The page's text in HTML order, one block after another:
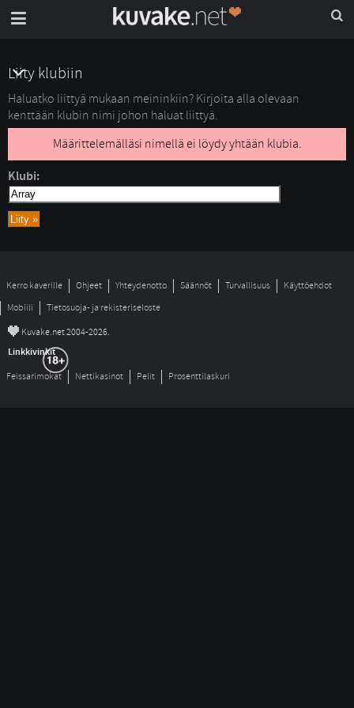
Liity klubiin
Haluatko liittyä mukaan meininkiin? Kirjoita alla olevaan
kenttään klubin nimi johon haluat liittyä.
Määrittelemälläsi nimellä ei löydy yhtään klubia.
Klubi:
Kerro kaverille Ohjeet Yhteydenotto Säännöt Turvallisuus
Käyttöehdot
Mobiili
Tietosuoja- ja rekisteriseloste
© Kuvake.net 2004-2026.
Linkkivinkit
Feissarimokat Nettikasinot Pelit Prosenttilaskuri